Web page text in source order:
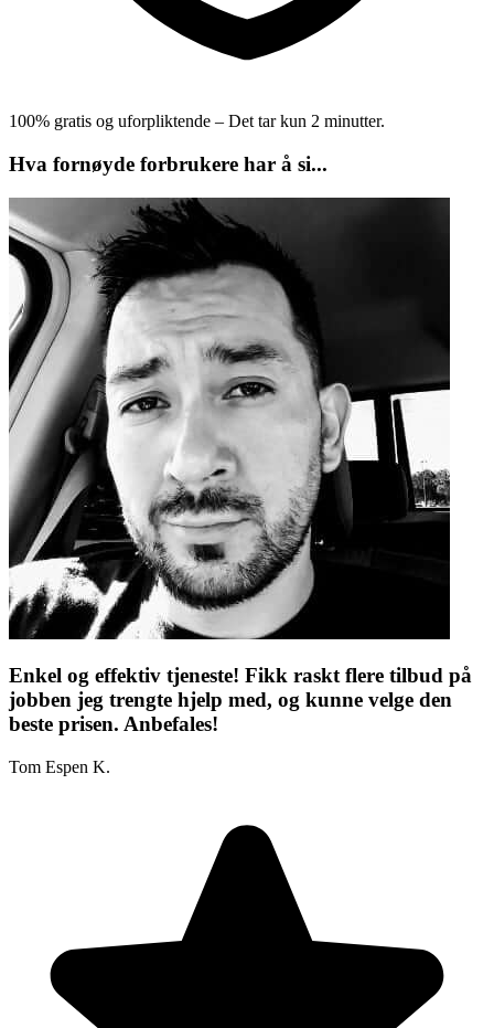
100% gratis og uforpliktende – Det tar kun 2 minutter.
Hva fornøyde forbrukere har å si...
Enkel og effektiv tjeneste! Fikk raskt flere tilbud på
jobben jeg trengte hjelp med, og kunne velge den
beste prisen. Anbefales!
Tom Espen K.